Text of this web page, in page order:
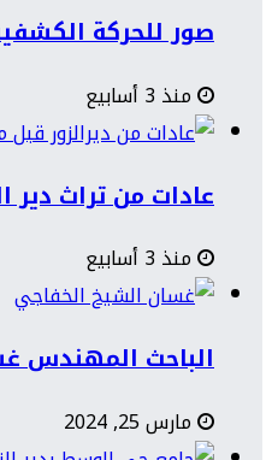
صور للحركة الكشفية(1938- 1958)
منذ 3 أسابيع
عادات من تراث دير
منذ 3 أسابيع
الباحث المهندس
مارس 25, 2024